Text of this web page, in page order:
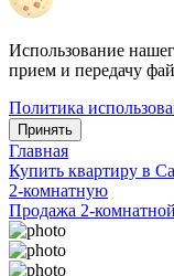
Использование
прием и передачу
Политика
Принять
Главная
Купить квартиру в
2-комнатную
Продажа 2-